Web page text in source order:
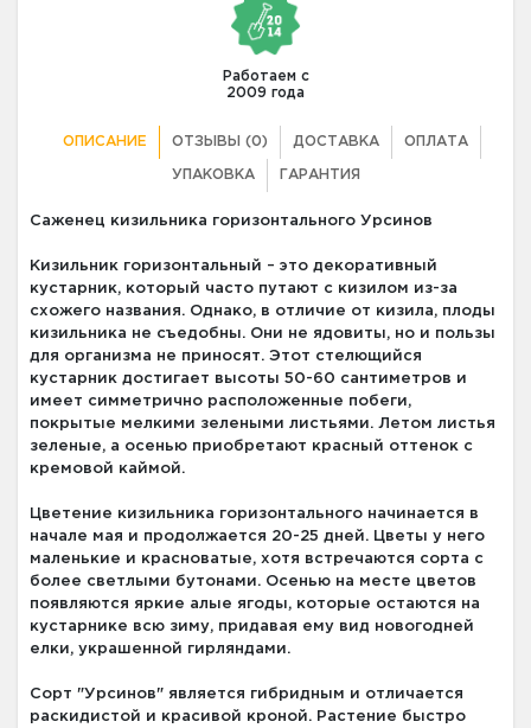
Работаем с
2009 года
ОПИСАНИЕ ОТЗЫВЫ (0) ДОСТАВКА ОПЛАТА
УПАКОВКА ГАРАНТИЯ
Саженец кизильника горизонтального Урсинов
Кизильник горизонтальный – это декоративный
кустарник, который часто путают с кизилом из-за
схожего названия. Однако, в отличие от кизила, плоды
кизильника не съедобны. Они не ядовиты, но и пользы
для организма не приносят. Этот стелющийся
кустарник достигает высоты 50-60 сантиметров и
имеет симметрично расположенные побеги,
покрытые мелкими зелеными листьями. Летом листья
зеленые, а осенью приобретают красный оттенок с
кремовой каймой.
Цветение кизильника горизонтального начинается в
начале мая и продолжается 20-25 дней. Цветы у него
маленькие и красноватые, хотя встречаются сорта с
более светлыми бутонами. Осенью на месте цветов
появляются яркие алые ягоды, которые остаются на
кустарнике всю зиму, придавая ему вид новогодней
елки, украшенной гирляндами.
Сорт "Урсинов" является гибридным и отличается
раскидистой и красивой кроной. Растение быстро